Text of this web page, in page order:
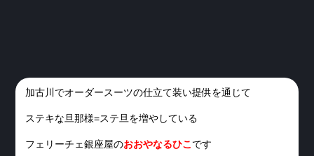
加古川でオーダースーツの仕立て装い提供を通じて
ステキな旦那様=ステ旦を増やしている
フェリーチェ銀座屋のおおやなるひこ です